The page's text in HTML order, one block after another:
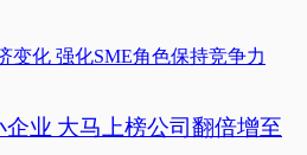
业 大马上榜公司翻倍增至